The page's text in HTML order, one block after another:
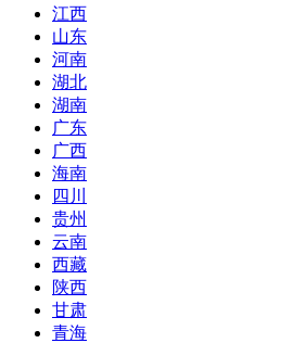
江西
山东
河南
湖北
湖南
广东
广西
海南
四川
贵州
云南
西藏
陕西
甘肃
青海